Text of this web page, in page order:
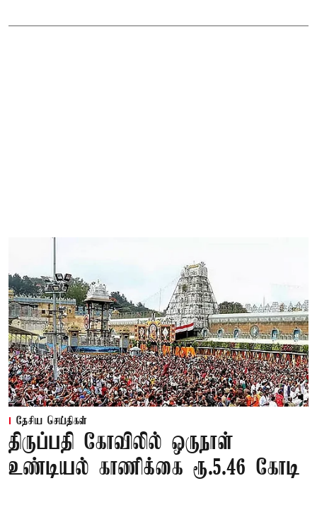
தேசிய செய்திகள்
திருப்பதி கோவிலில் ஒருநாள்
உண்டியல் காணிக்கை ரூ.5.46 கோடி